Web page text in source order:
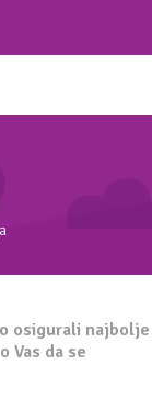
osigurali najbolje
Vas da se